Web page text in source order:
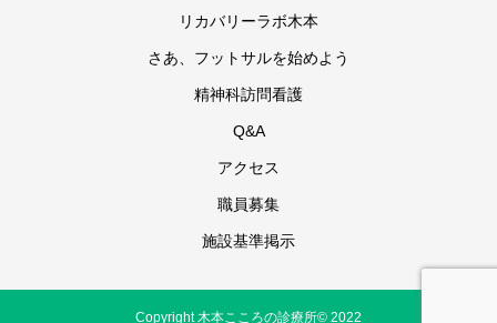
リカバリーラボ木本
さあ、フットサルを始めよう
精神科訪問看護
Q&A
アクセス
職員募集
施設基準掲示
Copyright 木本こころの診療所© 2022